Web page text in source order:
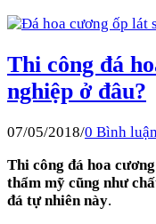
Thi công đá
nghiệp ở đâu?
07/05/2018/0 Bình
Thi công đá hoa
thẩm mỹ cũng như
đá tự nhiên này.